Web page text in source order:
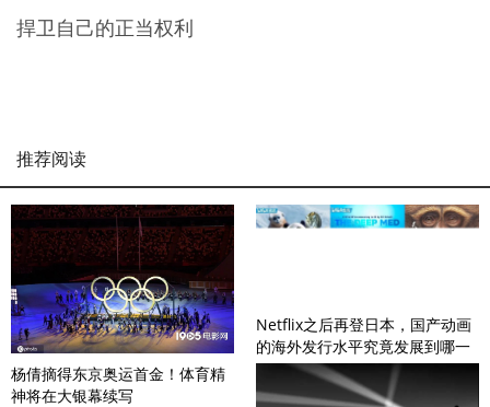
捍卫自己的正当权利
推荐阅读
杨倩摘得东京奥运首金！体育精
神将在大银幕续写
Netflix之后再登日本，国产动画
的海外发行水平究竟发展到哪一
步？